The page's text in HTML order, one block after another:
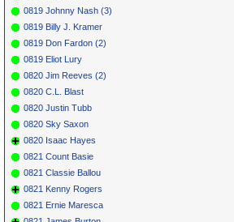
0819 Johnny Nash (3)
0819 Billy J. Kramer
0819 Don Fardon (2)
0819 Eliot Lury
0820 Jim Reeves (2)
0820 C.L. Blast
0820 Justin Tubb
0820 Sky Saxon
0820 Isaac Hayes
0821 Count Basie
0821 Classie Ballou
0821 Kenny Rogers
0821 Ernie Maresca